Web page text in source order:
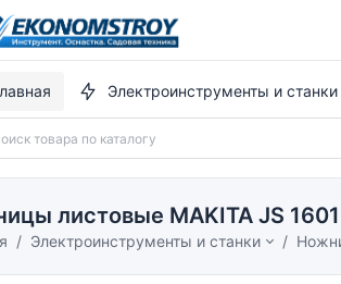
Электроинструменты и станки
листовые MAKITA JS
Электроинструменты и станки